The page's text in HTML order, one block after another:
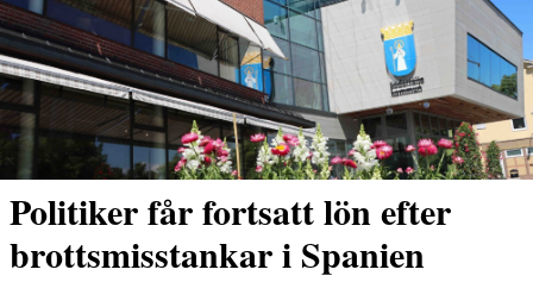
Politiker får fortsatt lön efter
brottsmisstankar i Spanien